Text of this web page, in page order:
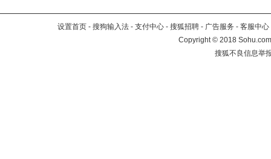
设置首页 - 搜狗输入法 - 支付中心 - 搜狐招聘 - 广告服务 - 客服中心
Copyright©2018
搜狐不良信息举